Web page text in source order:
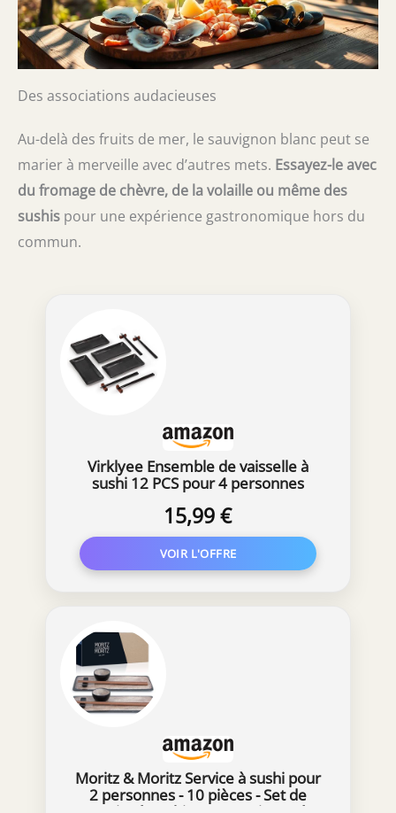
Des associations audacieuses
Au-delà des fruits de mer, le sauvignon blanc peut se
marier à merveille avec d’autres mets. Essayez-le avec
du fromage de chèvre, de la volaille ou même des
sushis pour une expérience gastronomique hors du
commun.
Virklyee Ensemble de vaisselle à
sushi 12 PCS pour 4 personnes
avec 4 assiettes à sushi, 4 porte -
baguettes et 4 paires de baguettes
15,99 €
Moritz & Moritz Service à sushi pour
2 personnes - 10 pièces - Set de